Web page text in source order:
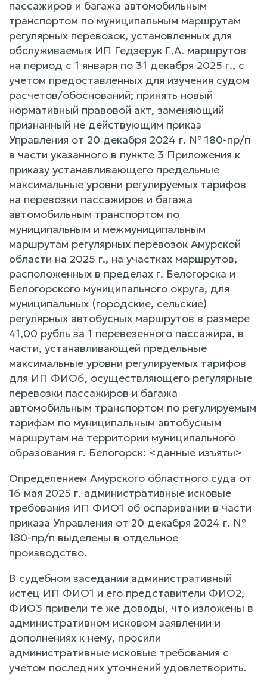
пассажиров и багажа автомобильным
транспортом по муниципальным маршрутам
регулярных перевозок, установленных для
обслуживаемых ИП Гедзерyк Г.А. маршрутов
на период c 1 января по 31 декабря 2025 г., c
учетом предоставленных для изучения судом
расчетов/обоснований; принять новый
нормативный правовой акт, заменяющий
признанный не действующим приказ
Управления от 20 декабря 2024 г. № 180-пр/п
в части указанного в пункте 3 Приложения к
приказу устанавливающего предельные
максимальные уровни регулируемых тарифов
на перевозки пассажиров и багажа
автомобильным транспортом по
муниципальным и межмуниципальным
маршрутам регулярных перевозок Амурской
области на 2025 г., на участках маршрутов,
расположенных в пределах г. Белогорска и
Белогорского муниципального округа, для
муниципальных (городские, сельские)
регулярных автобусных маршрутов в размере
41,00 рубль за 1 перевезенного пассажира, в
части, устанавливающей предельные
максимальные уровни регулируемых тарифов
для ИП ФИО6, осуществляющего регулярные
перевозки пассажиров и багажа
автомобильным транспортом по регулируемым
тарифам по муниципальным автобусным
маршрутам на территории муниципального
образования г. Белогорск: <данные изъяты>
Определением Амурского областного суда от
16 мая 2025 г. административные исковые
требования ИП ФИО1 об оспаривании в части
приказа Управления от 20 декабря 2024 г. №
180-пр/п выделены в отдельное
производство.
В судебном заседании административный
истец ИП ФИО1 и его представители ФИО2,
ФИО3 привели те же доводы, что изложены в
административном исковом заявлении и
дополнениях к нему, просили
административные исковые требования с
учетом последних уточнений удовлетворить.